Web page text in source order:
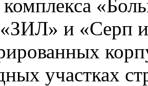
комплекса
и «Серп
участках